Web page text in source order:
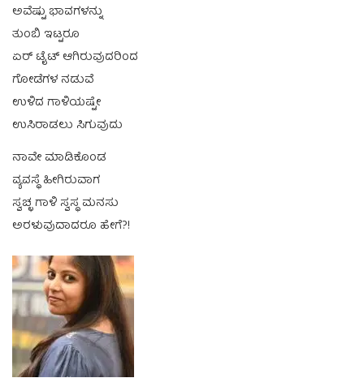
ಅವೆಷ್ಟು ಭಾವಗಳನ್ನು
ತುಂಬಿ ಇಟ್ಟರೂ
ಏರ್ ಟೈಟ್ ಆಗಿರುವುದರಿಂದ
ಗೋಡೆಗಳ ನಡುವೆ
ಉಳಿದ ಗಾಳಿಯಷ್ಟೇ
ಉಸಿರಾಡಲು ಸಿಗುವುದು
ನಾವೇ ಮಾಡಿಕೊಂಡ
ವ್ಯವಸ್ಥೆ ಹೀಗಿರುವಾಗ
ಸ್ವಚ್ಛ ಗಾಳಿ ಸ್ವಸ್ಥ ಮನಸು
ಅರಳುವುದಾದರೂ ಹೇಗೆ?!